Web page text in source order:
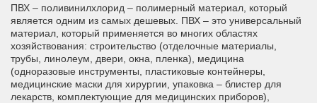
ПВХ – поливинилхлорид – полимерный материал, который
является одним из самых дешевых. ПВХ – это универсальный
материал, который применяется во многих областях
хозяйствования: строительство (отделочные материалы,
трубы, линолеум, двери, окна, пленка), медицина
(одноразовые инструменты, пластиковые контейнеры,
медицинские маски для хирургии, упаковка – блистер для
лекарств, комплектующие для медицинских приборов),